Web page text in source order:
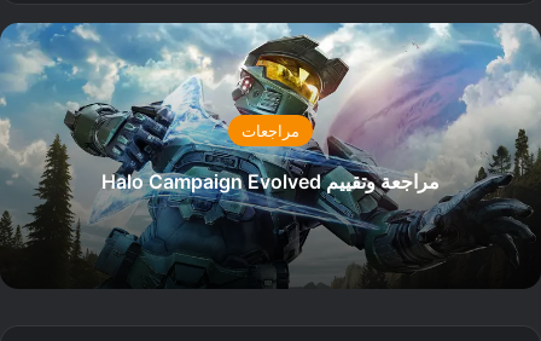
مراجعات
مراجعة وتقييم Halo Campaign Evolved